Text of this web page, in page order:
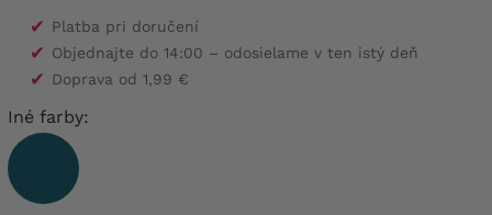
✔ Platba pri doručení
✔ Objednajte do 14:00 – odosielame v ten istý deň
✔ Doprava od 1,99 €
Iné farby: